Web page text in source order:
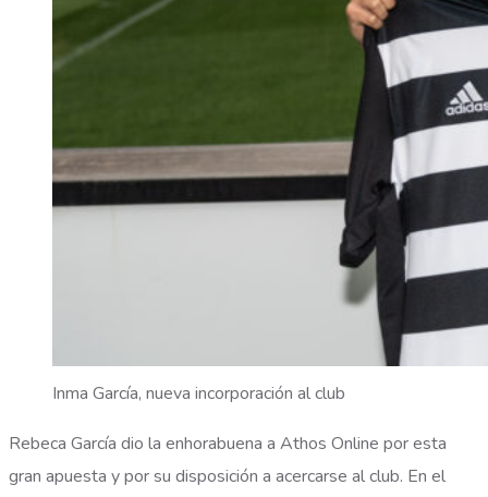
Inma García, nueva incorporación al club
Rebeca García dio la enhorabuena a Athos Online por esta
gran apuesta y por su disposición a acercarse al club. En el